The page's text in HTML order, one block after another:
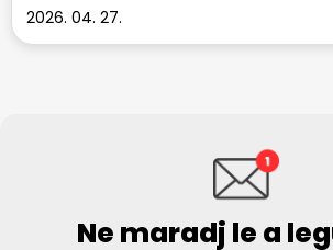
2026. 04. 27.
Ne maradj le a